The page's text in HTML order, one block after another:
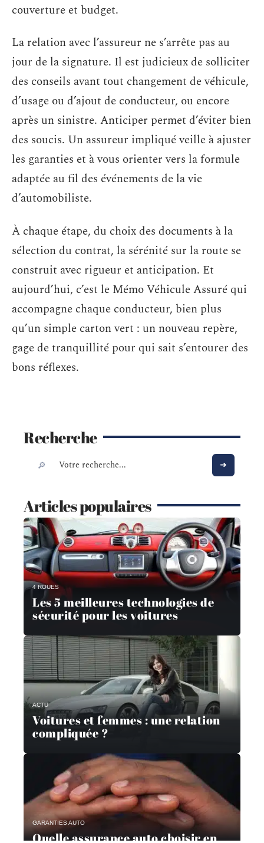
couverture et budget.
La relation avec l’assureur ne s’arrête pas au
jour de la signature. Il est judicieux de solliciter
des conseils avant tout changement de véhicule,
d’usage ou d’ajout de conducteur, ou encore
après un sinistre. Anticiper permet d’éviter bien
des soucis. Un assureur impliqué veille à ajuster
les garanties et à vous orienter vers la formule
adaptée au fil des événements de la vie
d’automobiliste.
À chaque étape, du choix des documents à la
sélection du contrat, la sérénité sur la route se
construit avec rigueur et anticipation. Et
aujourd’hui, c’est le Mémo Véhicule Assuré qui
accompagne chaque conducteur, bien plus
qu’un simple carton vert : un nouveau repère,
gage de tranquillité pour qui sait s’entourer des
bons réflexes.
Recherche
Articles populaires
4 ROUES
Les 5 meilleures technologies de
sécurité pour les voitures
ACTU
Voitures et femmes : une relation
compliquée ?
GARANTIES AUTO
Quelle assurance auto choisir en